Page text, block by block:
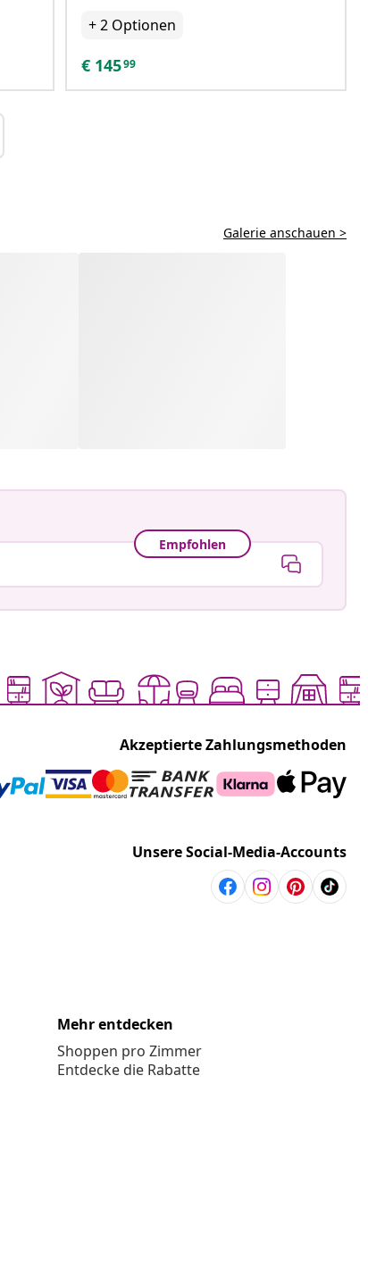
+2 Optionen
€ 14599
Galerie anschauen >
Empfohlen
Akzeptierte Zahlungsmethoden
Unsere Social-Media-Accounts
Mehr entdecken
Shoppen pro Zimmer
Entdecke die Rabatte